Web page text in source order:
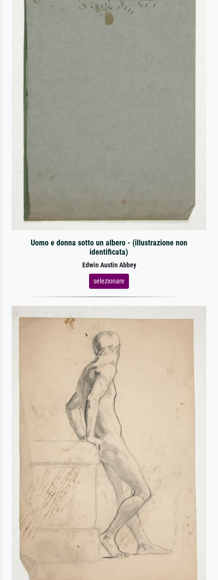
Uomo e donna sotto un albero - (illustrazione non
identificata)
Edwin Austin Abbey
selezionare